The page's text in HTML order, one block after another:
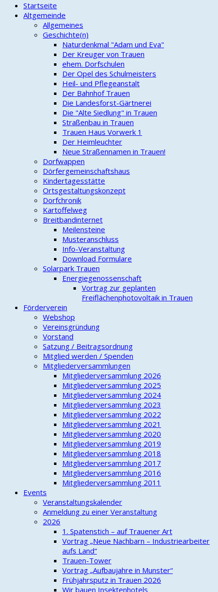
Startseite
Altgemeinde
Allgemeines
Geschichte(n)
Naturdenkmal "Adam und Eva"
Der Kreuger von Trauen
ehem. Dorfschulen
Der Opel des Schulmeisters
Heil- und Pflegeanstalt
Der Bahnhof Trauen
Die Landesforst-Gärtnerei
Die "Alte Siedlung" in Trauen
Straßenbau in Trauen
Trauen Haus Vorwerk 1
Der Heimleuchter
Neue Straßennamen in Trauen!
Dorfwappen
Dörfergemeinschaftshaus
Kindertagesstätte
Ortsgestaltungskonzept
Dorfchronik
Kartoffelweg
Breitbandinternet
Meilensteine
Musteranschluss
Info-Veranstaltung
Download Formulare
Solarpark Trauen
Energiegenossenschaft
Vortrag zur geplanten
Freiflächenphotovoltaik in Trauen
Förderverein
Webshop
Vereinsgründung
Vorstand
Satzung / Beitragsordnung
Mitglied werden / Spenden
Mitgliederversammlungen
Mitgliederversammlung 2026
Mitgliederversammlung 2025
Mitgliederversammlung 2024
Mitgliederversammlung 2023
Mitgliederversammlung 2022
Mitgliederversammlung 2021
Mitgliederversammlung 2020
Mitgliederversammlung 2019
Mitgliederversammlung 2018
Mitgliederversammlung 2017
Mitgliederversammlung 2016
Mitgliederversammlung 2011
Events
Veranstaltungskalender
Anmeldung zu einer Veranstaltung
2026
1. Spatenstich – auf Trauener Art
Vortrag „Neue Nachbarn – Industriearbeiter
aufs Land“
Trauen-Tower
Vortrag „Aufbaujahre in Munster“
Frühjahrsputz in Trauen 2026
Wir bauen Insektenhotels